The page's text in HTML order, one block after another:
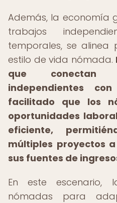
Además, la economía
trabajos
temporales, se alinea
estilo de vida nómada.
que conectan
independientes
facilitado que los
oportunidades
eficiente,
múltiples proyectos
sus fuentes de
En este
nómadas para